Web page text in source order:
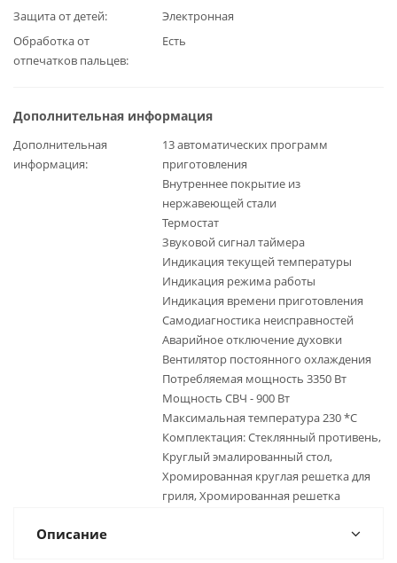
Защита от детей
Электронная
Обработка от
отпечатков пальцев
Есть
Дополнительная информация
Дополнительная
информация
13 автоматических программ
приготовления
Внутреннее покрытие из
нержавеющей стали
Термостат
Звуковой сигнал таймера
Индикация текущей температуры
Индикация режима работы
Индикация времени приготовления
Самодиагностика неисправностей
Аварийное отключение духовки
Вентилятор постоянного охлаждения
Потребляемая мощность 3350 Вт
Мощность СВЧ - 900 Вт
Максимальная температура 230 *С
Комплектация: Стеклянный противень,
Круглый эмалированный стол,
Хромированная круглая решетка для
гриля, Хромированная решетка
Описание